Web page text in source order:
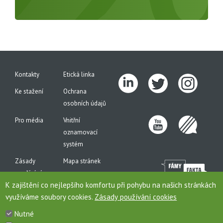
Kontakty
Etická linka
Ke stažení
Ochrana
osobních údajů
Pro média
Vnitřní
oznamovací
systém
Zásady
používání
cookies
Mapa stránek
K zajištění co nejlepšího komfortu při pohybu na našich stránkách
využíváme soubory cookies. Zásady používání cookies
Nutné